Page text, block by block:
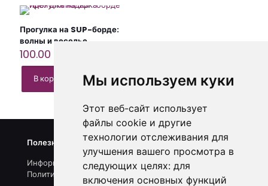
Мы используем куки
Этот веб-сайт использует
файлы cookie и другие
технологии отслеживания для
улучшения вашего просмотра в
следующих целях: для
включения основных функций
Прогулка на SUP-борде:
волны и веселье
100.00
В корзину
Полезные ссылки
Информация о нас
Политика конфиденциальности